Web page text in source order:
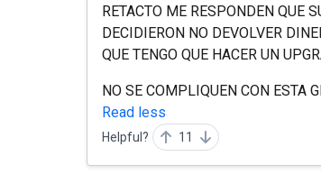
RETACTO ME RESPONDEN QUE
DECIDIERON NO DEVOLVER
QUE TENGO QUE HACER UN
NO SE COMPLIQUEN CON ESTA
Read less
Helpful? 11